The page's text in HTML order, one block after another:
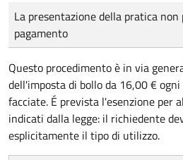
Tipo di pagamento
Importo
La presentazione della pratica non
pagamento
Questo procedimento è in via
dell'imposta di bollo da 16,00 €
facciate. É prevista l'esenzione per
indicati dalla legge: il richiedente
esplicitamente il tipo di utilizzo.